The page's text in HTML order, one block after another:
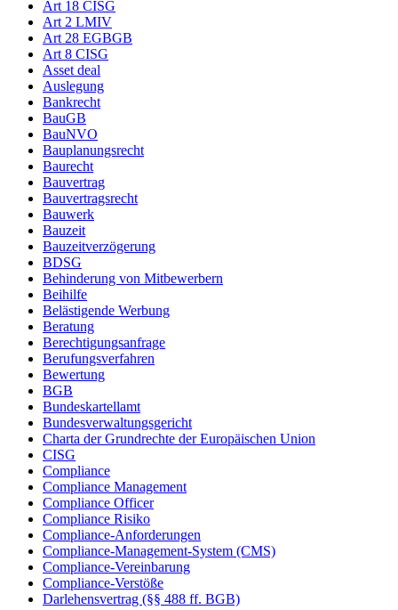
Art 18 CISG
Art 2 LMIV
Art 28 EGBGB
Art 8 CISG
Asset deal
Auslegung
Bankrecht
BauGB
BauNVO
Bauplanungsrecht
Baurecht
Bauvertrag
Bauvertragsrecht
Bauwerk
Bauzeit
Bauzeitverzögerung
BDSG
Behinderung von Mitbewerbern
Beihilfe
Belästigende Werbung
Beratung
Berechtigungsanfrage
Berufungsverfahren
Bewertung
BGB
Bundeskartellamt
Bundesverwaltungsgericht
Charta der Grundrechte der Europäischen Union
CISG
Compliance
Compliance Management
Compliance Officer
Compliance Risiko
Compliance-Anforderungen
Compliance-Management-System (CMS)
Compliance-Vereinbarung
Compliance-Verstöße
Darlehensvertrag (§§ 488 ff. BGB)